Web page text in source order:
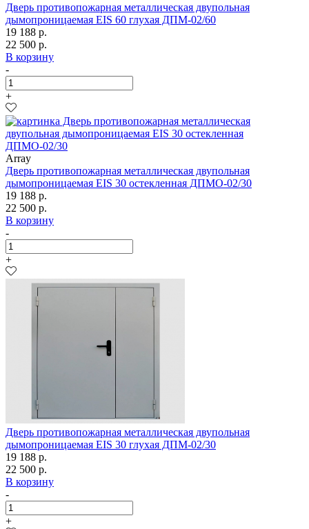
Дверь противопожарная металлическая двупольная
дымопроницаемая EIS 60 глухая ДПМ-02/60
19 188 р.
22 500 р.
В корзину
-
+
Array
Дверь противопожарная металлическая двупольная
дымопроницаемая EIS 30 остекленная ДПМО-02/30
19 188 р.
22 500 р.
В корзину
-
+
Дверь противопожарная металлическая двупольная
дымопроницаемая EIS 30 глухая ДПМ-02/30
19 188 р.
22 500 р.
В корзину
-
+